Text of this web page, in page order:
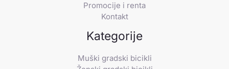
Promocije i renta
Kontakt
Kategorije
Muški gradski bicikli